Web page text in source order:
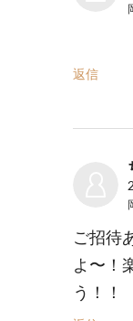
返信
ご招待
よ〜！
う！！